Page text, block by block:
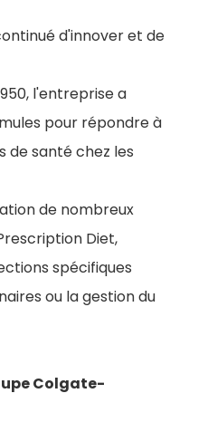
d'innover et de
l'entreprise a
pour répondre à
de santé chez les
de nombreux
Diet,
spécifiques
ou la gestion du
Colgate-